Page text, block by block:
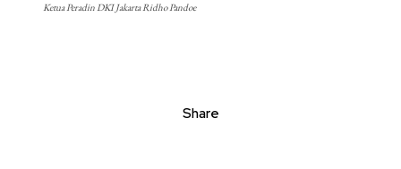
Ketua Peradin DKI Jakarta Ridho Pandoe
Share